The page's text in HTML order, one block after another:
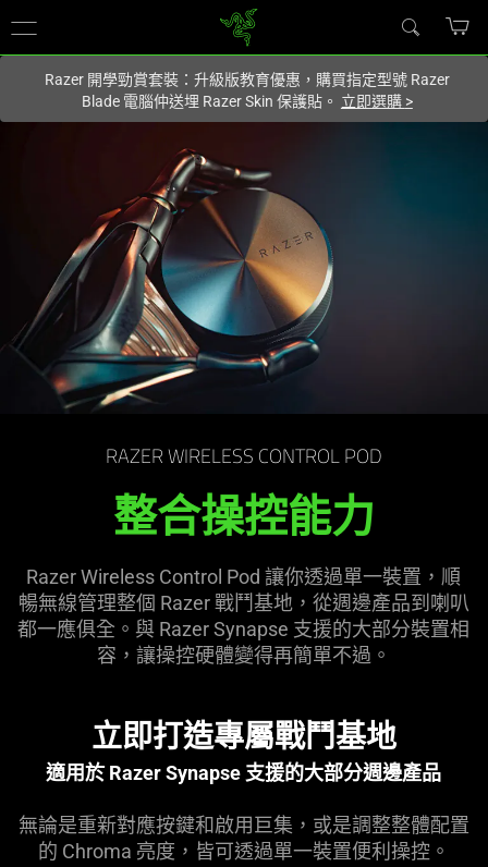
網站.
Razer 開學勁賞套裝：升級版教育優惠，購買指定型號 Razer
Blade 電腦仲送埋 Razer Skin 保護貼。 立即選購 >
Wireless
Control
Pod
-
線
控
RAZER WIRELESS CONTROL POD
整合操控能力
Razer Wireless Control Pod 讓你透過單一裝置，順
暢無線管理整個 Razer 戰鬥基地，從週邊產品到喇叭
都一應俱全。與 Razer Synapse 支援的大部分裝置相
容，讓操控硬體變得再簡單不過。
立即打造專屬戰鬥基地
適用於 Razer Synapse 支援的大部分週邊產品
無論是重新對應按鍵和啟用巨集，或是調整整體配置
的 Chroma 亮度，皆可透過單一裝置便利操控。